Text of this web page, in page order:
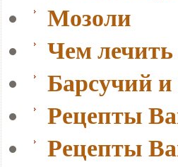
Мозоли
Чем лечить
Барсучий
Рецепты
Рецепты